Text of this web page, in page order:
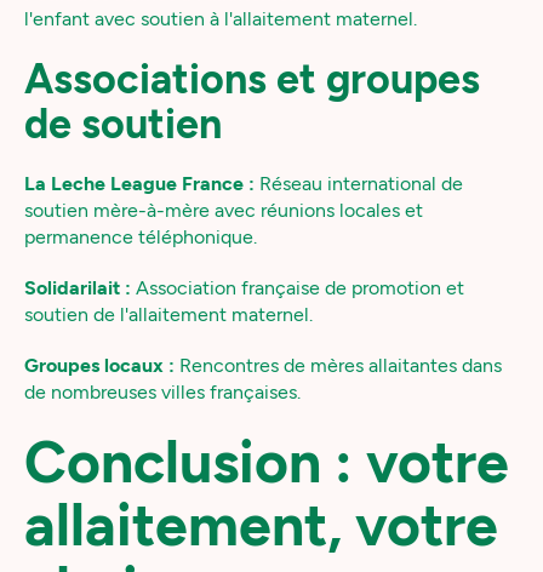
l'enfant avec soutien à l'allaitement maternel.
Associations et groupes
de soutien
La Leche League France : Réseau international de
soutien mère-à-mère avec réunions locales et
permanence téléphonique.
Solidarilait : Association française de promotion et
soutien de l'allaitement maternel.
Groupes locaux : Rencontres de mères allaitantes dans
de nombreuses villes françaises.
Conclusion : votre
allaitement, votre